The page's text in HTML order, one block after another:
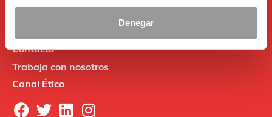
Denegar
Contacto
Trabaja con nosotros
Canal Ético